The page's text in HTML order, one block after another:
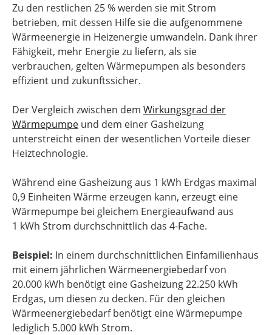
Zu den restlichen 25 % werden sie mit Strom
betrieben, mit dessen Hilfe sie die aufgenommene
Wärmeenergie in Heizenergie umwandeln. Dank ihrer
Fähigkeit, mehr Energie zu liefern, als sie
verbrauchen, gelten Wärmepumpen als besonders
effizient und zukunftssicher.
Der Vergleich zwischen dem Wirkungsgrad der
Wärmepumpe und dem einer Gasheizung
unterstreicht einen der wesentlichen Vorteile dieser
Heiztechnologie.
Während eine Gasheizung aus 1 kWh Erdgas maximal
0,9 Einheiten Wärme erzeugen kann, erzeugt eine
Wärmepumpe bei gleichem Energieaufwand aus
1 kWh Strom durchschnittlich das 4-Fache.
Beispiel: In einem durchschnittlichen Einfamilienhaus
mit einem jährlichen Wärmeenergiebedarf von
20.000 kWh benötigt eine Gasheizung 22.250 kWh
Erdgas, um diesen zu decken. Für den gleichen
Wärmeenergiebedarf benötigt eine Wärmepumpe
lediglich 5.000 kWh Strom.